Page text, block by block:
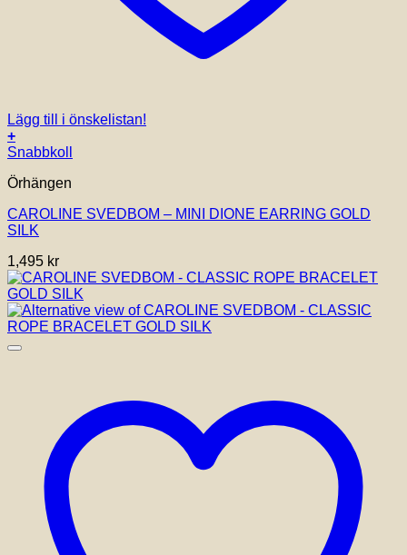
Lägg till i önskelistan!
+
Snabbkoll
Örhängen
CAROLINE SVEDBOM – MINI DIONE EARRING GOLD
SILK
1,495 kr